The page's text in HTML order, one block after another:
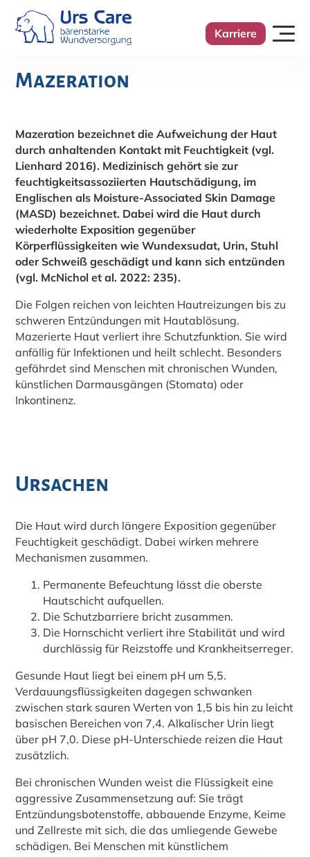
Karriere
Mazeration
Mazeration bezeichnet die Aufweichung der Haut
durch anhaltenden Kontakt mit Feuchtigkeit (vgl.
Lienhard 2016). Medizinisch gehört sie zur
feuchtigkeitsassoziierten Hautschädigung, im
Englischen als Moisture-Associated Skin Damage
(MASD) bezeichnet. Dabei wird die Haut durch
wiederholte Exposition gegenüber
Körperflüssigkeiten wie Wundexsudat, Urin, Stuhl
oder Schweiß geschädigt und kann sich entzünden
(vgl. McNichol et al. 2022: 235).
Die Folgen reichen von leichten Hautreizungen bis zu
schweren Entzündungen mit Hautablösung.
Mazerierte Haut verliert ihre Schutzfunktion. Sie wird
anfällig für Infektionen und heilt schlecht. Besonders
gefährdet sind Menschen mit chronischen Wunden,
künstlichen Darmausgängen (Stomata) oder
Inkontinenz.
Ursachen
Die Haut wird durch längere Exposition gegenüber
Feuchtigkeit geschädigt. Dabei wirken mehrere
Mechanismen zusammen.
Permanente Befeuchtung lässt die oberste
Hautschicht aufquellen.
Die Schutzbarriere bricht zusammen.
Die Hornschicht verliert ihre Stabilität und wird
durchlässig für Reizstoffe und Krankheitserreger.
Gesunde Haut liegt bei einem pH um 5,5.
Verdauungsflüssigkeiten dagegen schwanken
zwischen stark sauren Werten von 1,5 bis hin zu leicht
basischen Bereichen von 7,4. Alkalischer Urin liegt
über pH 7,0. Diese pH-Unterschiede reizen die Haut
zusätzlich.
Bei chronischen Wunden weist die Flüssigkeit eine
aggressive Zusammensetzung auf: Sie trägt
Entzündungsbotenstoffe, abbauende Enzyme, Keime
und Zellreste mit sich, die das umliegende Gewebe
schädigen. Bei Menschen mit künstlichem